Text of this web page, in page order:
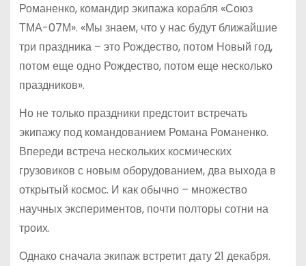
Романенко, командир экипажа корабля «Союз
ТМА-07М». «Мы знаем, что у нас будут ближайшие
три праздника – это Рождество, потом Новый год,
потом еще одно Рождество, потом еще несколько
праздников».
Но не только праздники предстоит встречать
экипажу под командованием Романа Романенко.
Впереди встреча нескольких космических
грузовиков с новым оборудованием, два выхода в
открытый космос. И как обычно – множество
научных экспериментов, почти полторы сотни на
троих.
Однако сначала экипаж встретит дату 21 декабря.